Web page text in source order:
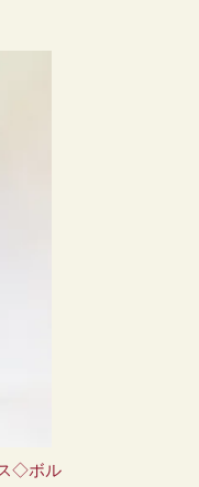
◇ボル